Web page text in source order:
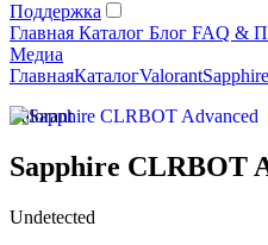
Поддержка
Главная Каталог Блог FAQ &
Медиа
ГлавнаяКаталогValorant
Valorant
Sapphire CLRBOT
Undetected